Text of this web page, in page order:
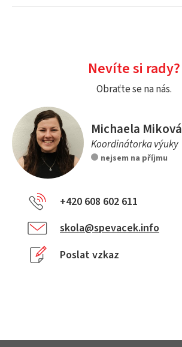
Nevíte si rady?
Obraťte se na nás.
Michaela Miková
Koordinátorka výuky
nejsem na příjmu
+420 608 602 611
skola@spevacek.info
Poslat vzkaz